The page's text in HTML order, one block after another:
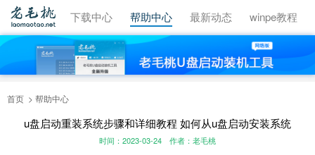
视频教程 下载中心 帮助中心 最新动态 winpe教程
首页 帮助中心
u盘启动重装系统步骤和详细教程 如何从u盘启动安装系统
时间：2023-03-24 作者：老毛桃